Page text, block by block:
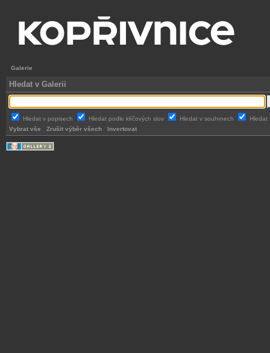
Galerie
Hledat v Galerii
Hledat v popisech Hledat podle klíčových slov Hledat v souhrnech
Hledat
Vybrat vše
Zrušit výběr všech Invertovat